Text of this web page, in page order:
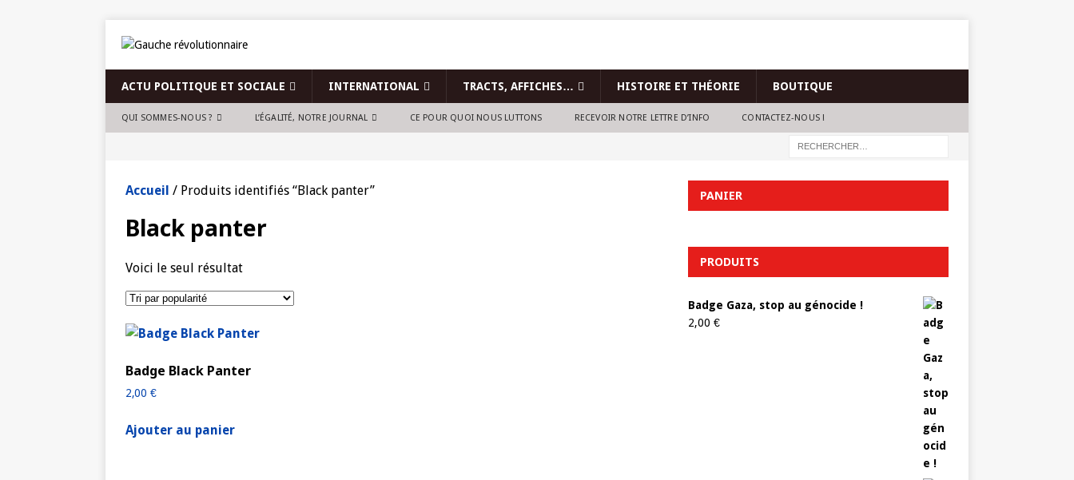
ACTU POLITIQUE ET SOCIALE INTERNATIONAL TRACTS, AFFICHES… HISTOIRE ET THÉORIE BOUTIQUE
QUI SOMMES-NOUS ? L’ÉGALITÉ, NOTRE JOURNAL CE POUR QUOI NOUS LUTTONS RECEVOIR NOTRE LETTRE D’INFO CONTACTEZ-NOUS !
Accueil / Produits identifiés “Black panter”
Black panter
Voici le seul résultat
Badge Black Panter
2,00 €
Ajouter au panier
PANIER
PRODUITS
Badge Gaza, stop au génocide !
2,00 €